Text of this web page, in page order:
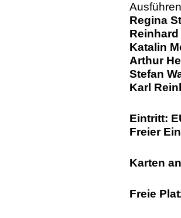
Regina
Katalin
Arthur
Stefan
Karl
Eintritt:
Freier
Karten
Freie